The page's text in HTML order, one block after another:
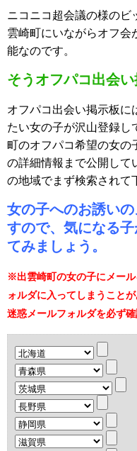
ニコニコ超会議の様のビ
雲崎町にいながらオフ会
能なのです。
そうオフパコ出会い
オフパコ出会い掲示板に
たい女の子が沢山登録し
町のオフパコ希望の女の
の詳細情報まで公開して
の地域でまず検索されて
女の子へのお誘い
すので、気になる
てみましょう。
※出雲崎町の女の子にメー
ォルダに入ってしまうこと
迷惑メールフォルダを必ず